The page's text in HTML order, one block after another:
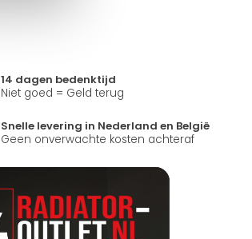
14 dagen bedenktijd
Niet goed = Geld terug
Snelle levering in Nederland en België
Geen onverwachte kosten achteraf